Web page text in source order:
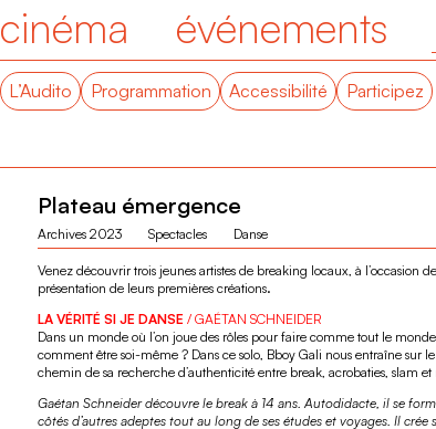
cinéma événements
L’Audito Programmation Accessibilité Participez
Plateau émergence
Archives 2023 Spectacles Danse
Venez découvrir trois jeunes artistes de breaking locaux, à l’occasion
présentation de leurs premières créations.
LA VÉRITÉ SI JE DANSE / GAÉTAN SCHNEIDER
Dans un monde où l’on joue des rôles pour faire comme tout le
comment être soi-même ? Dans ce solo, Bboy Gali nous entraîne sur le
chemin de sa recherche d’authenticité entre break, acrobaties, slam et
Gaétan Schneider découvre le break à 14 ans. Autodidacte, il se
côtés d’autres adeptes tout au long de ses études et voyages. Il crée